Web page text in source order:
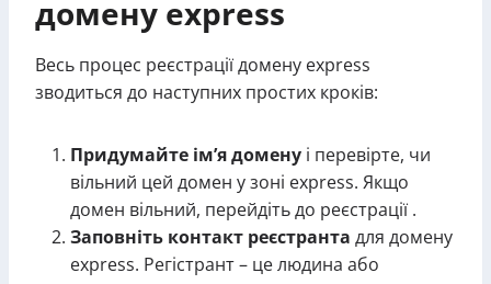
домену express
Весь процес реєстрації домену express
зводиться до наступних простих кроків:
Придумайте ім’я домену і перевірте, чи
вільний цей домен у зоні express. Якщо
домен вільний, перейдіть до реєстрації .
Заповніть контакт реєстранта для домену
express. Регістрант – це людина або